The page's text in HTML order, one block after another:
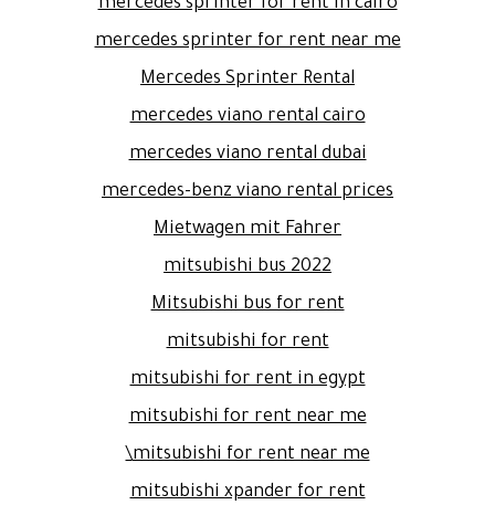
mercedes sprinter for rent in cairo
mercedes sprinter for rent near me
Mercedes Sprinter Rental
mercedes viano rental cairo
mercedes viano rental dubai
mercedes-benz viano rental prices
Mietwagen mit Fahrer
mitsubishi bus 2022
Mitsubishi bus for rent
mitsubishi for rent
mitsubishi for rent in egypt
mitsubishi for rent near me
mitsubishi for rent near me\
mitsubishi xpander for rent